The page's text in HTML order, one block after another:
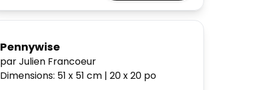
Pennywise
par Julien Francoeur
Dimensions: 51 x 51cm |20 x 20 po